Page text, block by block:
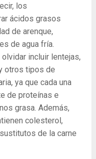
los
ácidos grasos
de arenque,
de agua fría.
incluir lentejas,
otros tipos de
ya que cada una
de proteínas e
grasa. Además,
colesterol,
de la carne